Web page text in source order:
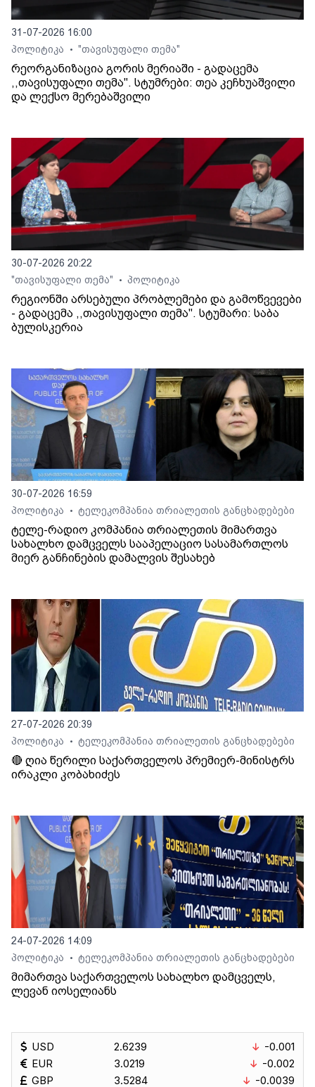
31-07-2026 16:00
პოლიტიკა
• "თავისუფალი თემა"
რეორგანიზაცია გორის მერიაში - გადაცემა
,,თავისუფალი თემა". სტუმრები: თეა კეჩხუაშვილი
და ლექსო მერებაშვილი
30-07-2026 20:22
"თავისუფალი თემა"
• პოლიტიკა
რეგიონში არსებული პრობლემები და გამოწვევები
- გადაცემა ,,თავისუფალი თემა". სტუმარი: საბა
ბულისკერია
30-07-2026 16:59
პოლიტიკა
• ტელეკომპანია თრიალეთის განცხადებები
ტელე-რადიო კომპანია თრიალეთის მიმართვა
სახალხო დამცველს სააპელაციო სასამართლოს
მიერ განჩინების დამალვის შესახებ
27-07-2026 20:39
პოლიტიკა
• ტელეკომპანია თრიალეთის განცხადებები
🔴 ღია წერილი საქართველოს პრემიერ-მინისტრს
ირაკლი კობახიძეს
24-07-2026 14:09
პოლიტიკა
• ტელეკომპანია თრიალეთის განცხადებები
მიმართვა საქართველოს სახალხო დამცველს,
ლევან იოსელიანს
USD
EUR
GBP
2.6239
3.0219
3.5284
-0.001
-0.002
-0.0039